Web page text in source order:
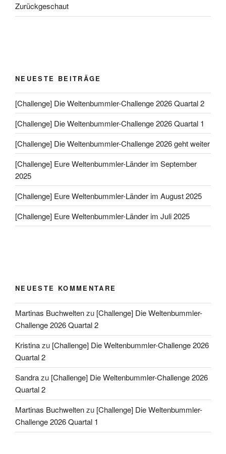
Zurückgeschaut
NEUESTE BEITRÄGE
[Challenge] Die Weltenbummler-Challenge 2026 Quartal 2
[Challenge] Die Weltenbummler-Challenge 2026 Quartal 1
[Challenge] Die Weltenbummler-Challenge 2026 geht weiter
[Challenge] Eure Weltenbummler-Länder im September
2025
[Challenge] Eure Weltenbummler-Länder im August 2025
[Challenge] Eure Weltenbummler-Länder im Juli 2025
NEUESTE KOMMENTARE
Martinas Buchweltenzu [Challenge] Die Weltenbummler-
Challenge 2026 Quartal 2
Kristinazu [Challenge] Die Weltenbummler-Challenge 2026
Quartal 2
Sandrazu [Challenge] Die Weltenbummler-Challenge 2026
Quartal 2
Martinas Buchweltenzu [Challenge] Die Weltenbummler-
Challenge 2026 Quartal 1